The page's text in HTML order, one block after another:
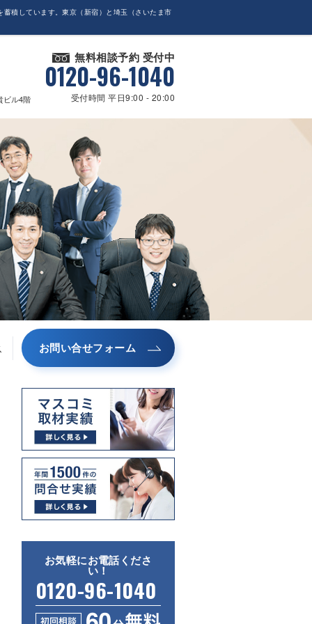
積しています。東京（新宿）と埼玉（さいたま市
ビル4階
無料相談予約 受付中
0120-96-1040
受付時間 平日9:00 - 20:00
お問い合せフォーム
お気軽にお電話くださ
い！
0120-96-1040